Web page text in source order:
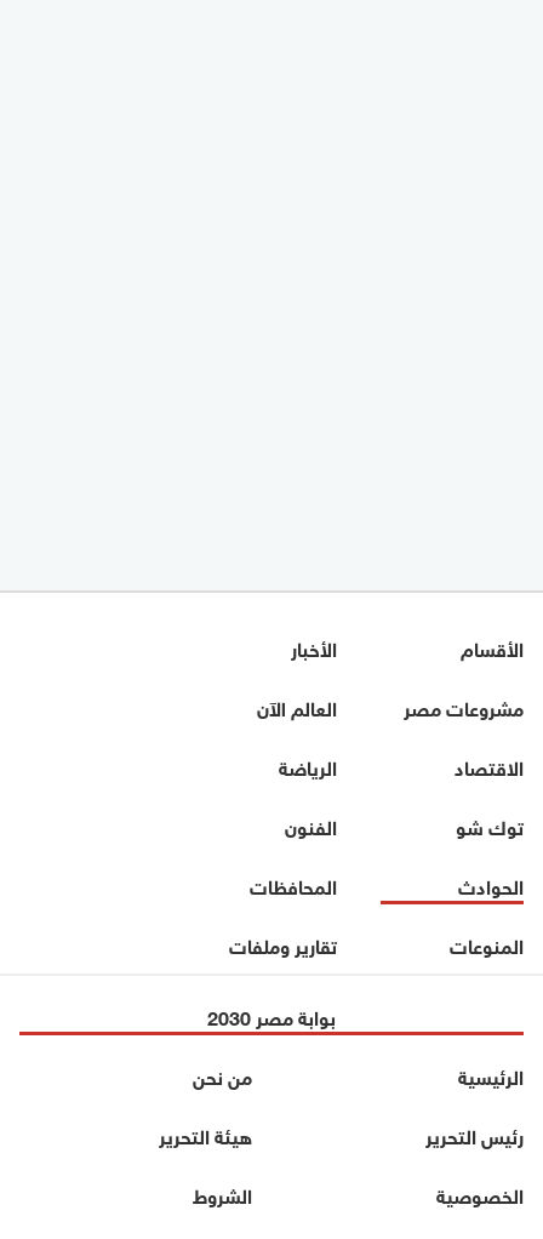
الأقسام
الأخبار
مشروعات مصر
العالم الآن
الاقتصاد
الرياضة
توك شو
الفنون
الحوادث
المحافظات
المنوعات
تقارير وملفات
بوابة مصر 2030
الرئيسية
من نحن
رئيس التحرير
هيئة التحرير
الخصوصية
الشروط